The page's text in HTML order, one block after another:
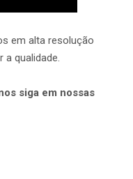
em alta resolução
a qualidade.
siga em nossas